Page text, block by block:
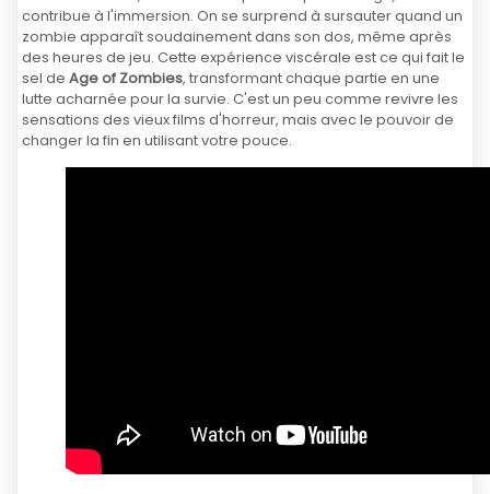
contribue à l'immersion. On se surprend à sursauter quand un
zombie apparaît soudainement dans son dos, même après
des heures de jeu. Cette expérience viscérale est ce qui fait le
sel de Age of Zombies, transformant chaque partie en une
lutte acharnée pour la survie. C'est un peu comme revivre les
sensations des vieux films d'horreur, mais avec le pouvoir de
changer la fin en utilisant votre pouce.